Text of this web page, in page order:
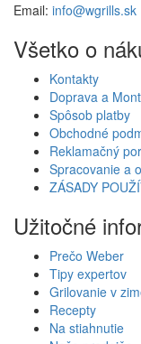
Email: info@wgrills.sk
Všetko o
Kontakty
Doprava a
Spôsob platby
Obchodné
Reklamačný
Spracovanie a
ZÁSADY
Užitočné
Prečo Weber
Tipy expertov
Grilovanie v
Recepty
Na stiahnutie